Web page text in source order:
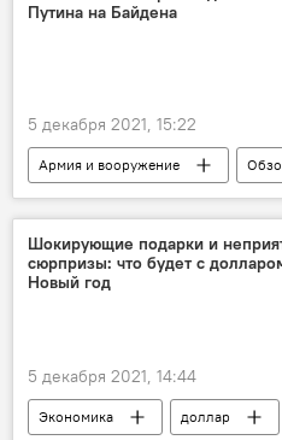
Путина на Байдена
5 декабря 2021, 15:22
Армия и вооружение
Шокирующие подарки и
сюрпризы: что будет с
Новый год
5 декабря 2021, 14:44
Экономика доллар